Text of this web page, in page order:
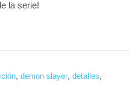
la serie!
, demon slayer, detalles